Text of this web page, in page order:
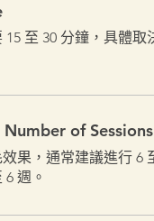
至 30 分鐘，具體取
of Sessions
果，通常建議進行 6
週。